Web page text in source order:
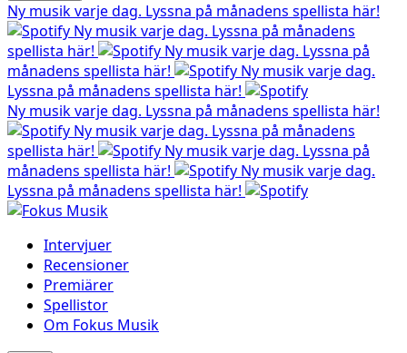
Ny musik varje dag. Lyssna på månadens spellista här!
Ny musik varje dag. Lyssna på månadens
spellista här!
Ny musik varje dag. Lyssna på
månadens spellista här!
Ny musik varje dag.
Lyssna på månadens spellista här!
Ny musik varje dag. Lyssna på månadens spellista här!
Ny musik varje dag. Lyssna på månadens
spellista här!
Ny musik varje dag. Lyssna på
månadens spellista här!
Ny musik varje dag.
Lyssna på månadens spellista här!
Intervjuer
Recensioner
Premiärer
Spellistor
Om Fokus Musik